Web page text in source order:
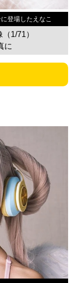
登場したえなこ
1/71）
に